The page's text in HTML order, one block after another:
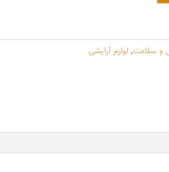
و سلامت,لوازم آرایشی